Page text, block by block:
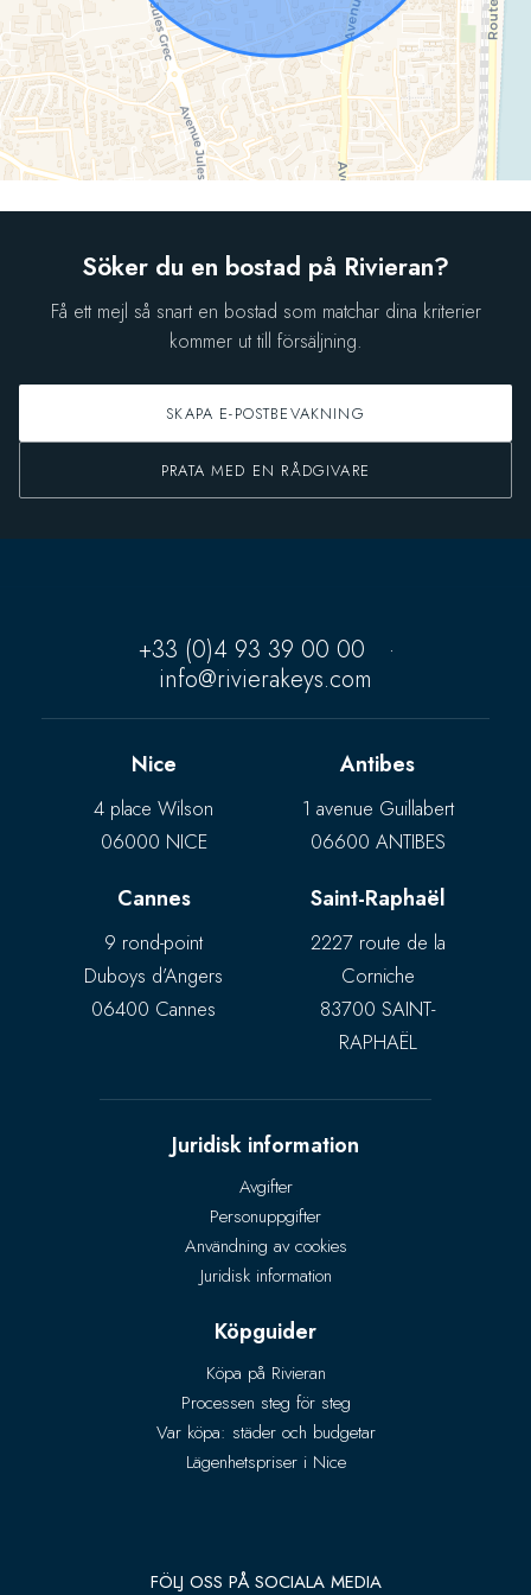
Söker du en bostad på Rivieran?
Få ett mejl så snart en bostad som matchar dina kriterier
kommer ut till försäljning.
SKAPA E-POSTBEVAKNING
PRATA MED EN RÅDGIVARE
+33 (0)4 93 39 00 00
·
info@rivierakeys.com
Nice
4 place Wilson
06000 NICE
Antibes
1 avenue Guillabert
06600 ANTIBES
Cannes
9 rond-point
Duboys d’Angers
06400 Cannes
Saint-Raphaël
2227 route de la
Corniche
83700 SAINT-
RAPHAËL
Juridisk information
Avgifter
Personuppgifter
Användning av cookies
Juridisk information
Köpguider
Köpa på Rivieran
Processen steg för steg
Var köpa: städer och budgetar
Lägenhetspriser i Nice
FÖLJ OSS PÅ SOCIALA MEDIA